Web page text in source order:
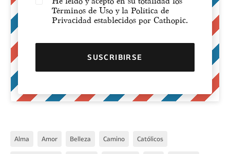
Términos de Uso y la Política de
Privacidad establecidos por Cathopic.
Alma Amor Belleza Camino Católicos